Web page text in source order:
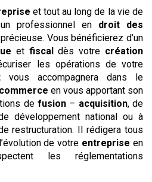
et tout au long de la vie de
professionnel en droit des
Vous bénéficierez d’un
et fiscaldès votre création
les opérations de votre
vous accompagnera dans le
commerce en vous apportant son
de fusion– acquisition, de
développement national ou à
restructuration. Il rédigera tous
de votre entreprise en
les réglementations